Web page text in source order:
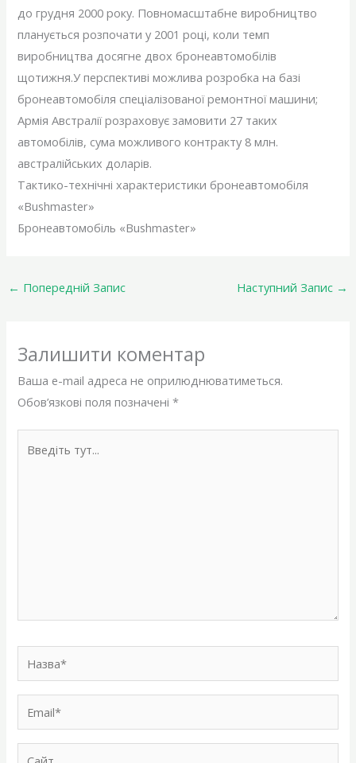
до грудня 2000 року. Повномасштабне виробництво
планується розпочати у 2001 році, коли темп
виробництва досягне двох бронеавтомобілів
щотижня.У перспективі можлива розробка на базі
бронеавтомобіля спеціалізованої ремонтної машини;
Армія Австралії розраховує замовити 27 таких
автомобілів, сума можливого контракту 8 млн.
австралійських доларів.
Тактико-технічні характеристики бронеавтомобіля
«Bushmaster»
Бронеавтомобіль «Bushmaster»
← Попередній Запис Наступний Запис →
Залишити коментар
Ваша e-mail адреса не оприлюднюватиметься.
Обов’язкові поля позначені*
Сайт